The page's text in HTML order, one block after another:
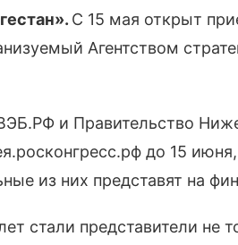
С 15 мая открыт
Агентством
и Правительство
до 15
из них представят на
стали представители не